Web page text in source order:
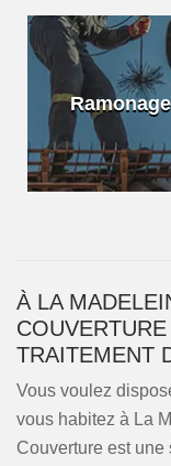
À LA
TRAITEMENT
Vous voulez
vous habitez à La
Couverture est une